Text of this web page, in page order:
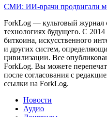
СМИ: ИИ-врачи продвигали
ForkLog — культовый журнал
технологиях будущего. С
биткоина, искусственного
и других систем,
цивилизации. Все
ForkLog. Вы можете
после согласования с
ссылки на ForkLog.
Новости
Аудио